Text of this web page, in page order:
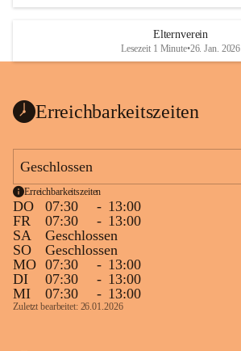
Elternverein
Lesezeit 1 Minute•26. Jan. 2026
Erreichbarkeitszeiten
Geschlossen
Erreichbarkeitszeiten
DO 07:30 - 13:00
FR
07:30 - 13:00
SA
Geschlossen
SO
Geschlossen
MO 07:30 - 13:00
DI
07:30 - 13:00
MI
07:30 - 13:00
Zuletzt bearbeitet: 26.01.2026